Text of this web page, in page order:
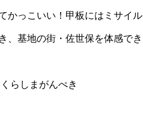
かっこいい！甲板にはミサイル
、基地の街・佐世保を体感でき
らしまがんぺき